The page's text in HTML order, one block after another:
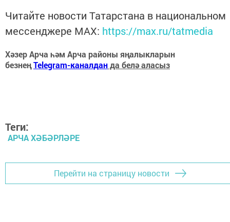
Читайте новости Татарстана в национальном
мессенджере MАХ: https://max.ru/tatmedia
Хәзер Арча һәм Арча районы яңалыкларын
безнеңTelegram-каналданда белә аласыз
Теги:
АРЧА ХӘБӘРЛӘРЕ
Перейти на страницу новости